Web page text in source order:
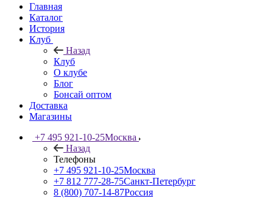
Главная
Каталог
История
Клуб
Назад
Клуб
О клубе
Блог
Бонсай оптом
Доставка
Магазины
+7 495 921-10-25Москва
Назад
Телефоны
+7 495 921-10-25Москва
+7 812 777-28-75Санкт-Петербург
8 (800) 707-14-87Россия